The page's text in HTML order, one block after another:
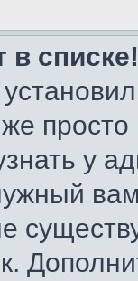
в списке!
у